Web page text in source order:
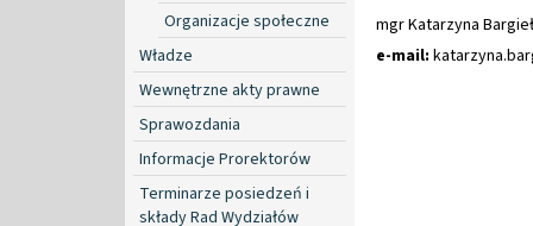
Organizacje społeczne
Władze
Wewnętrzne akty prawne
Sprawozdania
Informacje Prorektorów
Terminarze posiedzeń i
składy Rad Wydziałów
mgr Katarzyna Bargieł
e-mail: katarzyna.